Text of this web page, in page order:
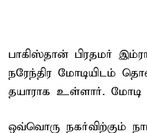
பாகிஸ்தான் பிரதமர்
நரேந்திர மோடியிடம்
தயாராக உள்ளார். மோடி
ஒவ்வொரு நகர்விற்கும்